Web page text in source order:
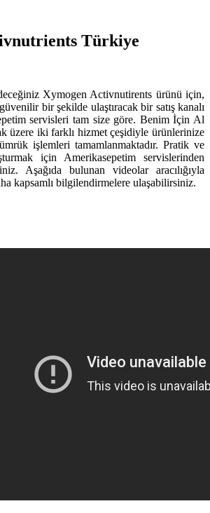
Türkiye
Xymogen Activnutirents ürünü için,
bir şekilde ulaştıracak bir satış kanalı
servisleri tam size göre. Benim İçin Al
üzere iki farklı hizmet çeşidiyle ürünlerinize
işlemleri tamamlanmaktadır. Pratik ve
için Amerikasepetim servislerinden
Aşağıda bulunan videolar aracılığıyla
kapsamlı bilgilendirmelere ulaşabilirsiniz.